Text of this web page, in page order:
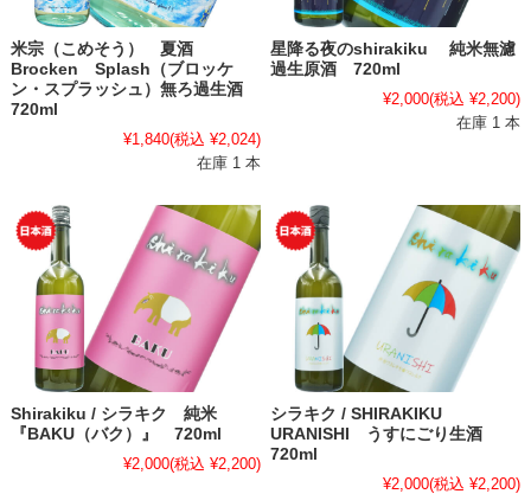
米宗（こめそう） 夏酒
Brocken Splash（ブロッケ
ン・スプラッシュ）無ろ過生酒
720ml
¥1,840(税込 ¥2,024)
在庫 1 本
星降る夜のshirakiku 純米無濾
過生原酒 720ml
¥2,000(税込 ¥2,200)
在庫 1 本
Shirakiku / シラキク 純米
『BAKU（バク）』 720ml
¥2,000(税込 ¥2,200)
シラキク / SHIRAKIKU
URANISHI うすにごり生酒
720ml
¥2,000(税込 ¥2,200)